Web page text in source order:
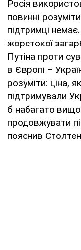
Росія
повинні
підтримці
жорстокої
Путіна проти
в Європі –
розуміти: ціна,
підтримували
б набагато
продовжувати
пояснив